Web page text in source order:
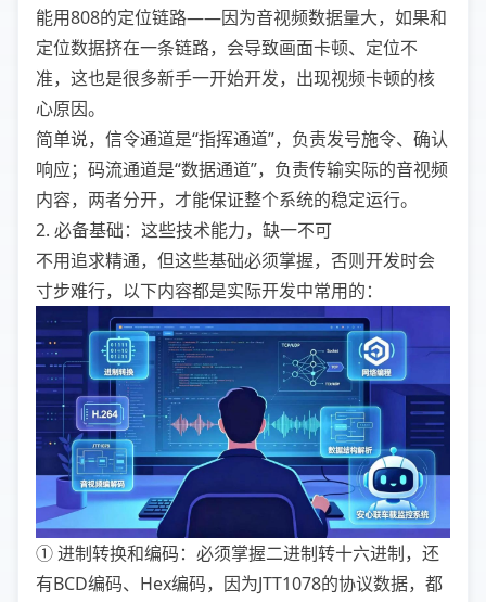
能用808的定位链路——因为音视频数据量大，如果和
定位数据挤在一条链路，会导致画面卡顿、定位不
准，这也是很多新手一开始开发，出现视频卡顿的核
心原因。
简单说，信令通道是“指挥通道”，负责发号施令、确认
响应；码流通道是“数据通道”，负责传输实际的音视频
内容，两者分开，才能保证整个系统的稳定运行。
2. 必备基础：这些技术能力，缺一不可
不用追求精通，但这些基础必须掌握，否则开发时会
寸步难行，以下内容都是实际开发中常用的：
① 进制转换和编码：必须掌握二进制转十六进制，还
有BCD编码、Hex编码，因为JTT1078的协议数据，都